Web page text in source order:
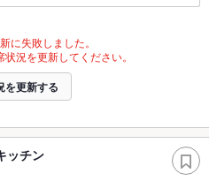
に失敗しました。
況を更新してください。
を更新する
ッチン